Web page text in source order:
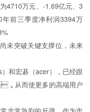
万元、-1.69亿元、3
年前三季度净利润3394万
未突破关键支撑位，未来
和宏碁（acer），已经跟
从而使更多的高端用户